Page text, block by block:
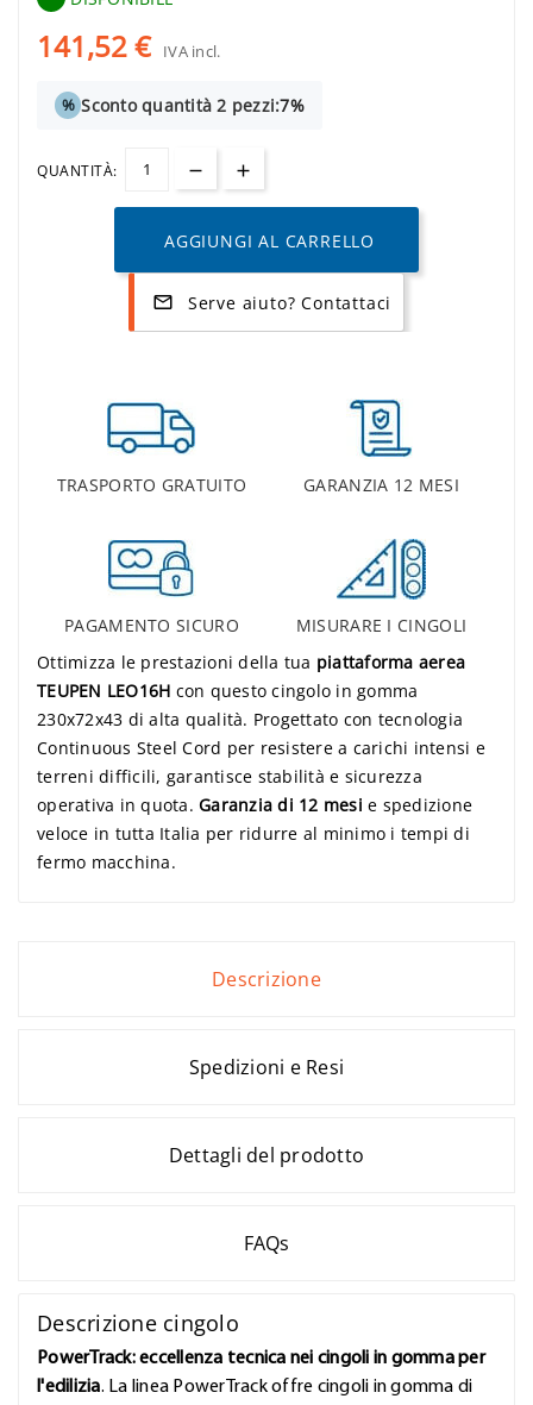
141,52 € IVA incl.
% Sconto quantità 2 pezzi:7%
QUANTITÀ:
AGGIUNGI AL CARRELLO
mail_outline Serve aiuto? Contattaci
TRASPORTO GRATUITO GARANZIA 12 MESI
PAGAMENTO SICURO
MISURARE I CINGOLI
Ottimizza le prestazioni della tua piattaforma aerea
TEUPEN LEO16H con questo cingolo in gomma
230x72x43 di alta qualità. Progettato con tecnologia
Continuous Steel Cord per resistere a carichi intensi e
terreni difficili, garantisce stabilità e sicurezza
operativa in quota. Garanzia di 12 mesi e spedizione
veloce in tutta Italia per ridurre al minimo i tempi di
fermo macchina.
Descrizione
Spedizioni e Resi
Dettagli del prodotto
FAQs
Descrizione cingolo
PowerTrack: eccellenza tecnica nei cingoli in gomma per
l'edilizia. La linea PowerTrack offre cingoli in gomma di